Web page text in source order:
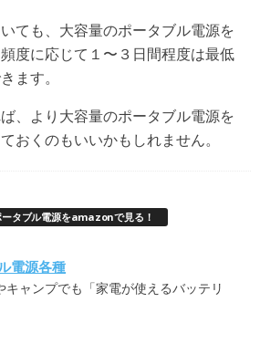
ても、大容量のポータブル電源を
度に応じて１〜３日間程度は最低
ます。
、より大容量のポータブル電源を
おくのもいいかもしれません。
タブル電源をamazonで見る！
電源各種
キャンプでも「家電が使えるバッテリ